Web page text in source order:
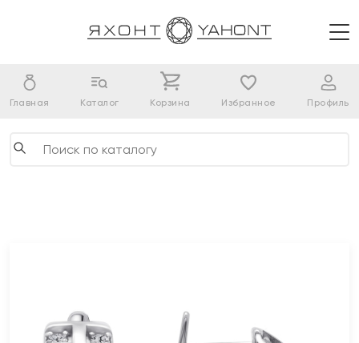
Главная Каталог Корзина Избранное Профиль